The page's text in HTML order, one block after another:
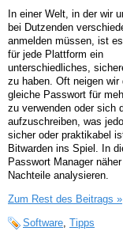
In einer Welt, in der wir
bei Dutzenden
anmelden müssen, ist
für jede Plattform ein
unterschiedliches,
zu haben. Oft neigen wir
gleiche Passwort für
zu verwenden oder sich
aufzuschreiben, was
sicher oder praktikabel
Bitwarden ins Spiel. In
Passwort Manager
Nachteile analysieren.
Zum Rest des Beitrags »
Software Tipps